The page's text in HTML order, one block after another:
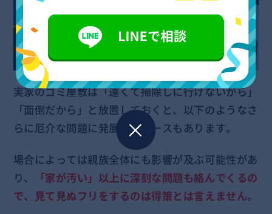
実家のゴミ屋敷は「遠くて掃除しに行けないから」
「面倒だから」と放置しておくと、以下のようなさ
らに厄介な問題に発展するケースもあります。
場合によっては親族全体にも影響が及ぶ可能性があ
り、
「家が汚い」以上に深刻な問題も絡んでくるの
で、見て見ぬフリをするのは得策とは言えません。